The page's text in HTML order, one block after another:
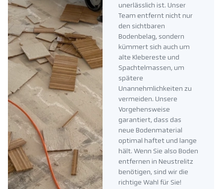
unerlässlich ist. Unser
Team entfernt nicht nur
den sichtbaren
Bodenbelag, sondern
kümmert sich auch um
alte Klebereste und
Spachtelmassen, um
spätere
Unannehmlichkeiten zu
vermeiden. Unsere
Vorgehensweise
garantiert, dass das
neue Bodenmaterial
optimal haftet und lange
hält. Wenn Sie also Boden
entfernen in Neustrelitz
benötigen, sind wir die
richtige Wahl für Sie!